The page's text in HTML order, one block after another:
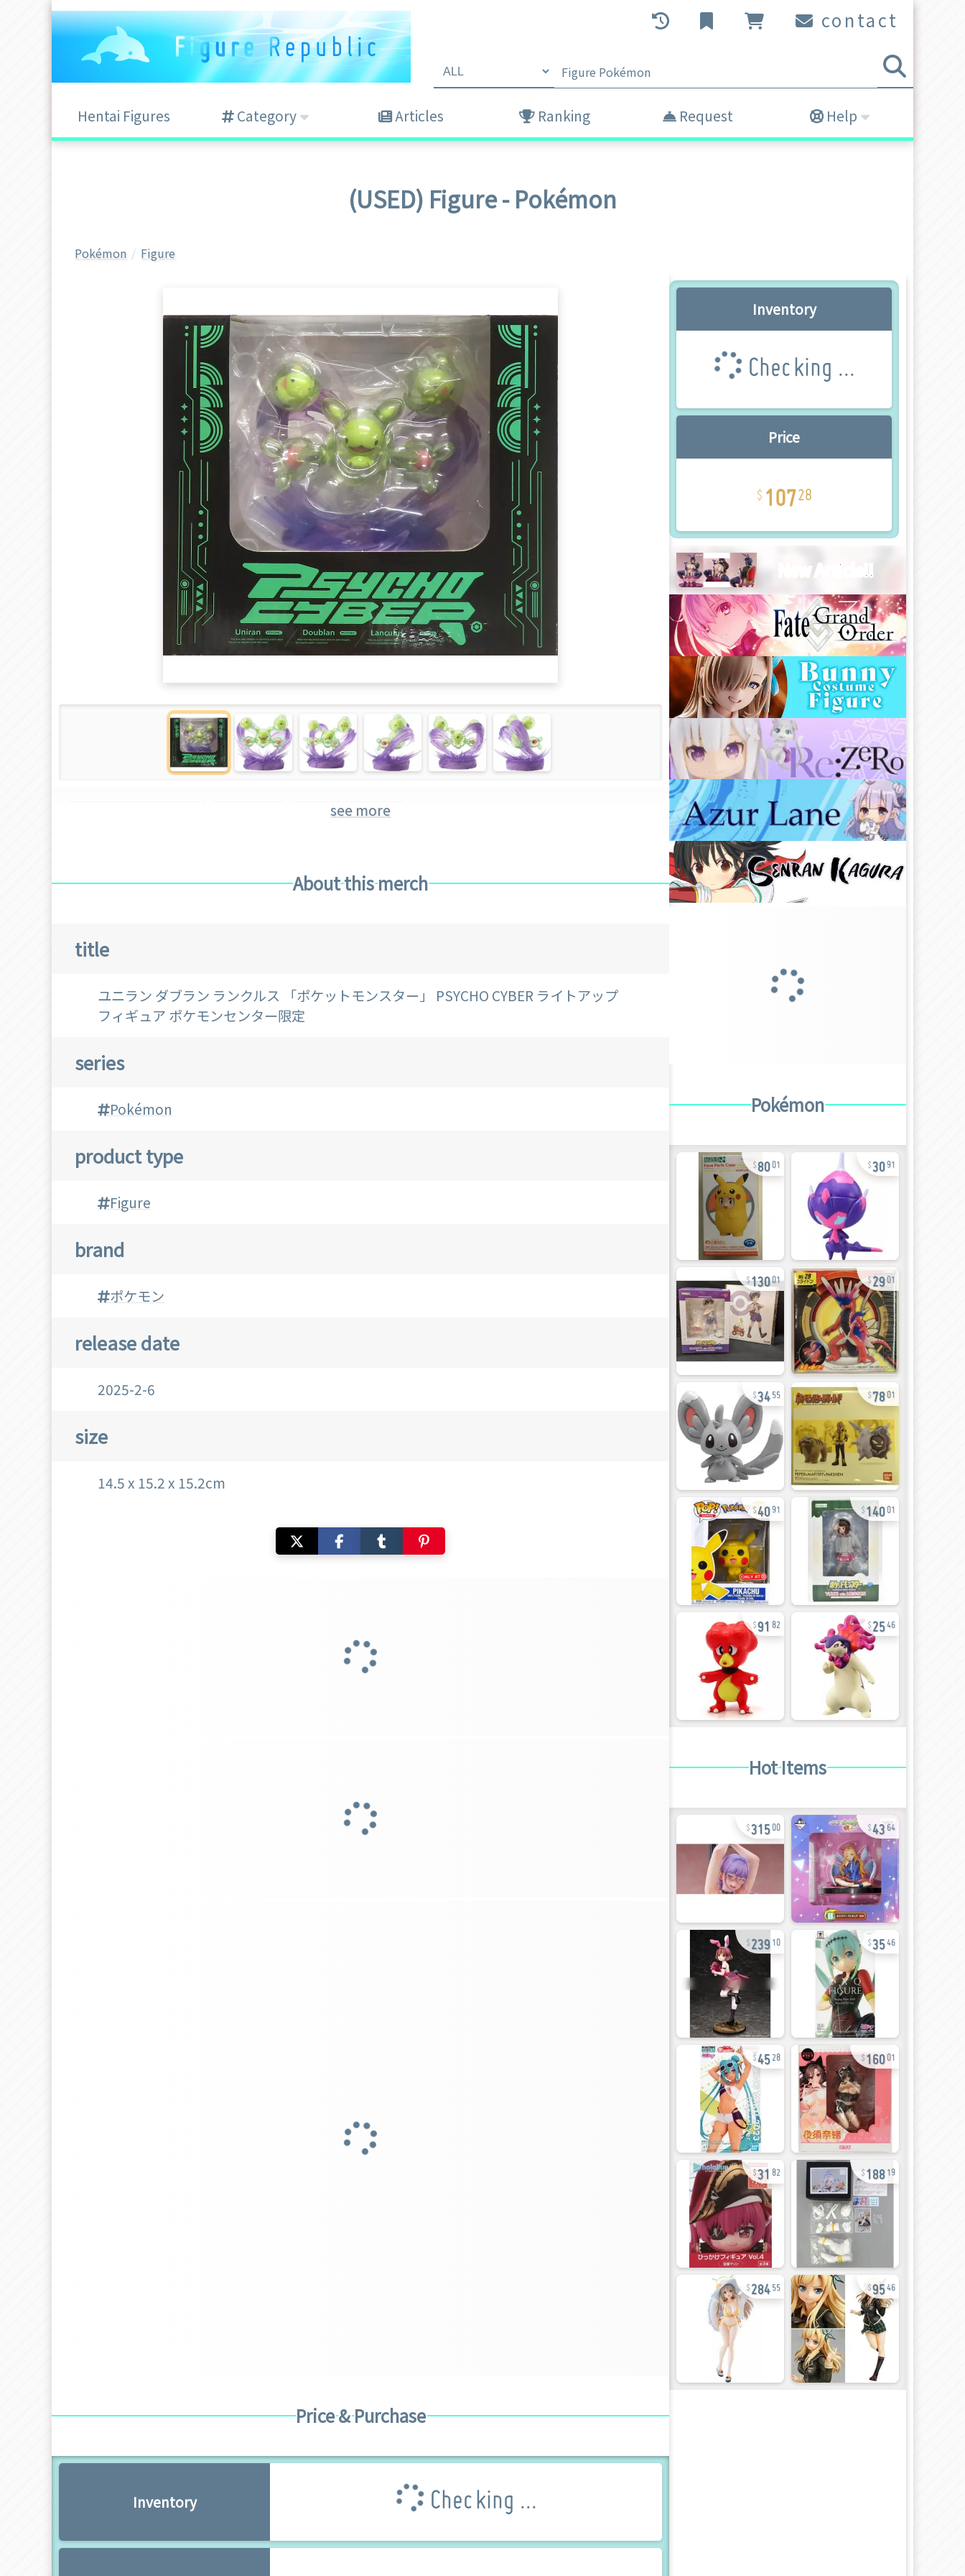
contact
Hentai Figures Category Articles Ranking Request Help
(USED) Figure - Pokémon
Pokémon Figure
ポケモン (Brand)
see more
About this merch
title
ユニラン ダブラン ランクルス 「ポケットモンスター」 PSYCHO CYBER ライトアップ
フィギュア ポケモンセンター限定
series
Pokémon
product type
Figure
brand
ポケモン
release date
2025-2-6
size
14.5 x 15.2 x 15.2cm
Price & Purchase
Inventory Checking ...
Inventory
Checking ...
Price
10728
New Article!!
Pokémon
8001 3091
13001 2901
34 55 7801
4091 14001
91 82 2546
Hot Items
31500 43 64
239 10 3546
45 28 16001
31 82 188 19
284 55 9546